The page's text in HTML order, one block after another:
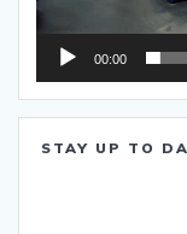
00:00
STAY UP TO